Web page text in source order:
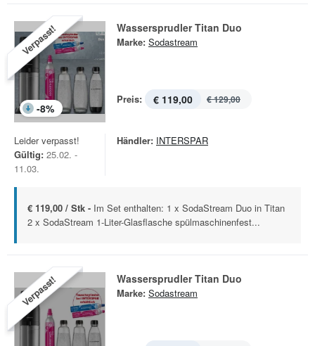
Verpasst!
-8%
Wassersprudler Titan Duo
Marke: Sodastream
Preis: € 119,00 € 129,00
Leider verpasst!
Gültig: 25.02. -
11.03.
Händler: INTERSPAR
€ 119,00 / Stk - Im Set enthalten: 1 x SodaStream Duo in Titan
2 x SodaStream 1-Liter-Glasflasche spülmaschinenfest...
Verpasst! Wassersprudler Titan Duo
Marke: Sodastream